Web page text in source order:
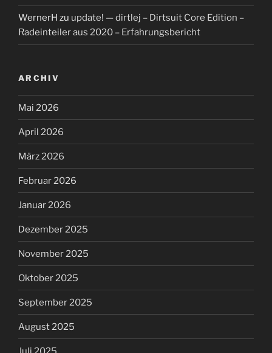
WernerH zu update! — dirtlej – Dirtsuit Core Edition –
Radeinteiler aus 2020 – Erfahrungsbericht
ARCHIV
Mai 2026
April 2026
März 2026
Februar 2026
Januar 2026
Dezember 2025
November 2025
Oktober 2025
September 2025
August 2025